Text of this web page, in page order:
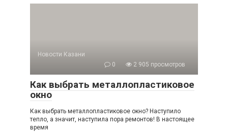
Новости Казани
0
2 905 просмотров
Как выбрать металлопластиковое
окно
Как выбрать металлопластиковое окно? Наступило
тепло, а значит, наступила пора ремонтов! В настоящее
время